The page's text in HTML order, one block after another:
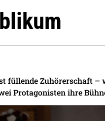
Zuhörerschaft –
Protagonisten ihre